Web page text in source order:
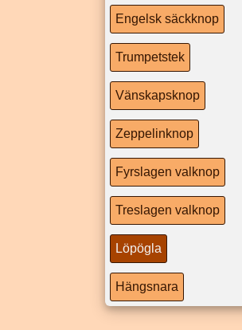
Engelsk säckknop
Trumpetstek
Vänskapsknop
Zeppelinknop
Fyrslagen valknop
Treslagen valknop
Löpögla
Hängsnara